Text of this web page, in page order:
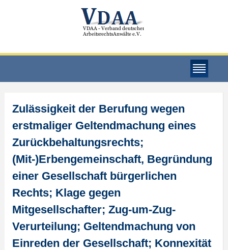
Zulässigkeit der Berufung wegen
erstmaliger Geltendmachung eines
Zurückbehaltungsrechts;
(Mit-)Erbengemeinschaft, Begründung
einer Gesellschaft bürgerlichen
Rechts; Klage gegen
Mitgesellschafter; Zug-um-Zug-
Verurteilung; Geltendmachung von
Einreden der Gesellschaft; Konnexität